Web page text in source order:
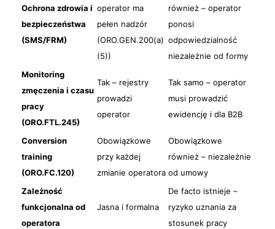
Ochrona zdrowia i
bezpieczeństwa
(SMS/FRM)
operator ma
pełen nadzór
(ORO.GEN.200(a)
(5))
również – operator
ponosi
odpowiedzialność
niezależnie od formy
Monitoring
zmęczenia i czasu
pracy
(ORO.FTL.245)
Tak – rejestry
prowadzi
operator
Tak samo – operator
musi prowadzić
ewidencję i dla B2B
Conversion
training
(ORO.FC.120)
Obowiązkowe
przy każdej
zmianie operatora
Obowiązkowe
również – niezależnie
od umowy
Zależność
funkcjonalna od
operatora
Jasna i formalna
De facto istnieje –
ryzyko uznania za
stosunek pracy